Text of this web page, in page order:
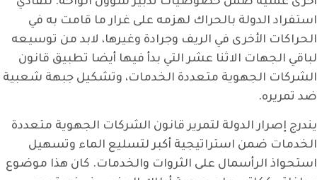
استفراد الدولة بالحراك لهزمه على غرار ما قامت به في
الحراكات الأخرى في الريف وجرادة وغيرها، لابد من توسيعه
لباقي الجهات الاثنا عشر التي بدأ فيها أيضا تطبيق قانون
الشركات الجهوية متعددة الخدمات، وتشكيل جبهة شعبية
ضد تمريره.
يندرج إصرار الدولة لتمرير قانون الشركات الجهوية متعددة
الخدمات ضمن استراتيجية أكبر لتسليع الماء وتسهيل
استحواذ الرأسمال على الثروات والخدمات. كان هذا موضوع